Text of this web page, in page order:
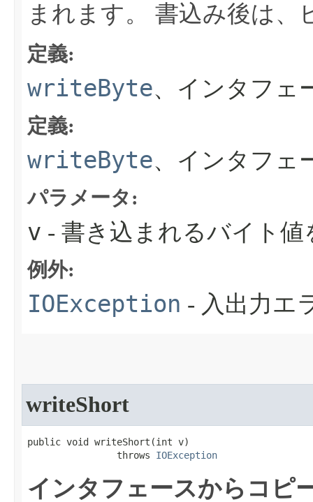
まれます。
書込み後は、
定義:
writeByte、インタフェ
定義:
writeByte、インタフェ
パラメータ:
v - 書き込まれるバイト値
例外:
IOException - 入出力エ
writeShort
public void writeShort​(int v)
                throws
IOException
インタフェースからコピ